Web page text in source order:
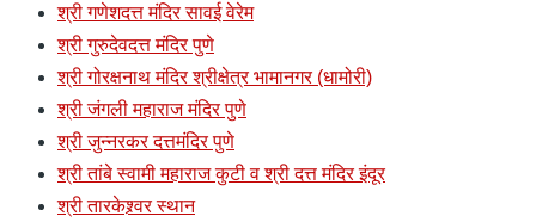
श्री गणेशदत्त मंदिर सावई वेरेम
श्री गुरुदेवदत्त मंदिर पुणे
श्री गोरक्षनाथ मंदिर श्रीक्षेत्र भामानगर (धामोरी)
श्री जंगली महाराज मंदिर पुणे
श्री जुन्नरकर दत्तमंदिर पुणे
श्री तांबे स्वामी महाराज कुटी व श्री दत्त मंदिर इंदूर
श्री तारकेश्र्वर स्थान